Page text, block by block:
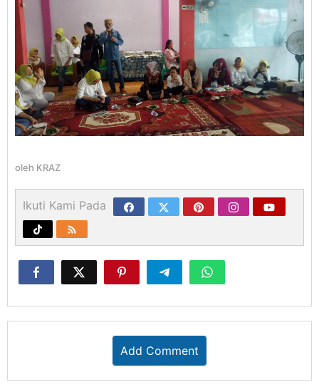
oleh KRAZ
Ikuti Kami Pada
Add Comment